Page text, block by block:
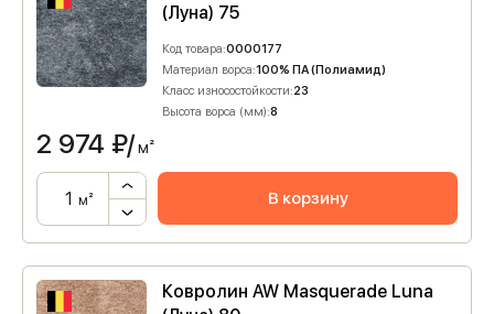
(Луна) 75
Код товара:0000177
Материал ворса:100% ПА (Полиамид)
Класс износостойкости:23
Высота ворса (мм):8
2 974 ₽/м²
м² В корзину
Ковролин AW Masquerade Luna